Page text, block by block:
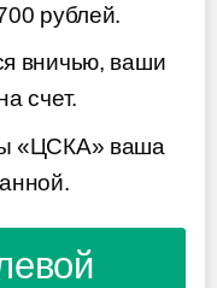
рублей.
вничью, ваши
счет.
«ЦСКА» ваша